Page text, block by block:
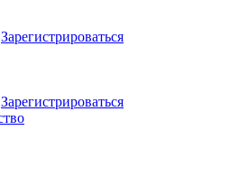
Зарегистрироваться
Зарегистрироваться